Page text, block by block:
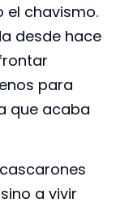
el chavismo.
desde hace
para
que acaba
a vivir